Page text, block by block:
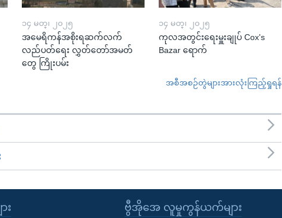
၁၄ မတ္၊ ၂၀၂၅
အမေရိကန်အစိုးရဆက်လက်
လည်ပတ်ရေး လွှတ်တော်အမတ်
တွေ ကြိုးပမ်း
၁၄ မတ္၊ ၂၀၂၅
ကုလအတွင်းရေးမှူးချုပ် Cox's
Bazar ရောက်
အစီအစဉ်တွဲများအားလုံးကြည့်ရှုရန်
ဗွီအိုအေ လူမှုကွန်ယက်များ
း